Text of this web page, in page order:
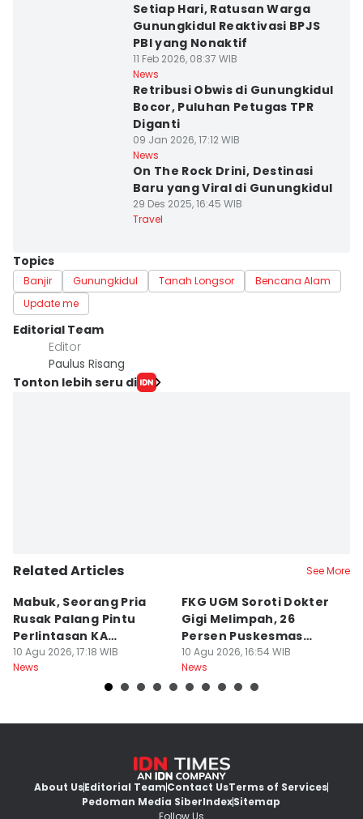
Setiap Hari, Ratusan Warga
Gunungkidul Reaktivasi BPJS
PBI yang Nonaktif
11 Feb 2026, 08:37 WIB
News
Retribusi Obwis di Gunungkidul
Bocor, Puluhan Petugas TPR
Diganti
09 Jan 2026, 17:12 WIB
News
On The Rock Drini, Destinasi
Baru yang Viral di Gunungkidul
29 Des 2025, 16:45 WIB
Travel
Topics
Banjir Gunungkidul Tanah Longsor
Bencana Alam
Update me
Editorial Team
Editor
Paulus Risang
Tonton lebih seru di
Related Articles See More
Mabuk, Seorang Pria
Rusak Palang Pintu
Perlintasan KA
Banyuraden
10 Agu 2026, 17:18 WIB
News
FKG UGM Soroti Dokter
Gigi Melimpah, 26
Persen Puskesmas
Kurang Nakes
10 Agu 2026, 16:54 WIB
News
About UsEditorial TeamContact UsTerms of Services
Pedoman Media SiberIndexSitemap
Follow Us